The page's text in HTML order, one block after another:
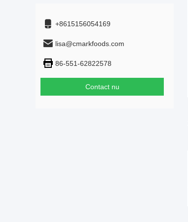
+8615156054169
lisa@cmarkfoods.com
86-551-62822578
Contact nu